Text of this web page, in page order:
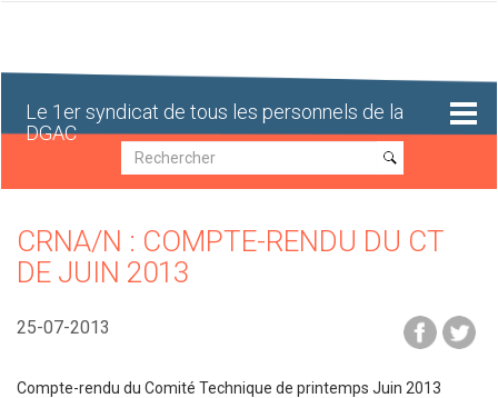
Le 1er syndicat de tous les personnels de la
DGAC
Recherche
Recherche
CRNA/N : COMPTE-RENDU DU CT
DE JUIN 2013
25-07-2013
Compte-rendu du Comité Technique de printemps Juin 2013